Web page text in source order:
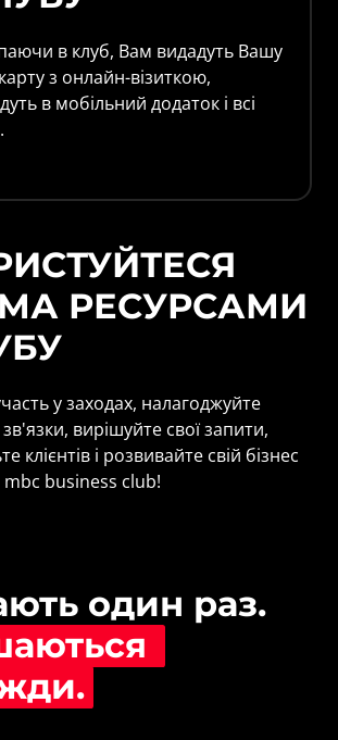
в клуб, Вам видадуть Вашу
з онлайн-візиткою,
в мобільний додаток і всі
РЕСУРСАМИ
у заходах, налагоджуйте
вирішуйте свої запити,
клієнтів і розвивайте свій бізнес
business club!